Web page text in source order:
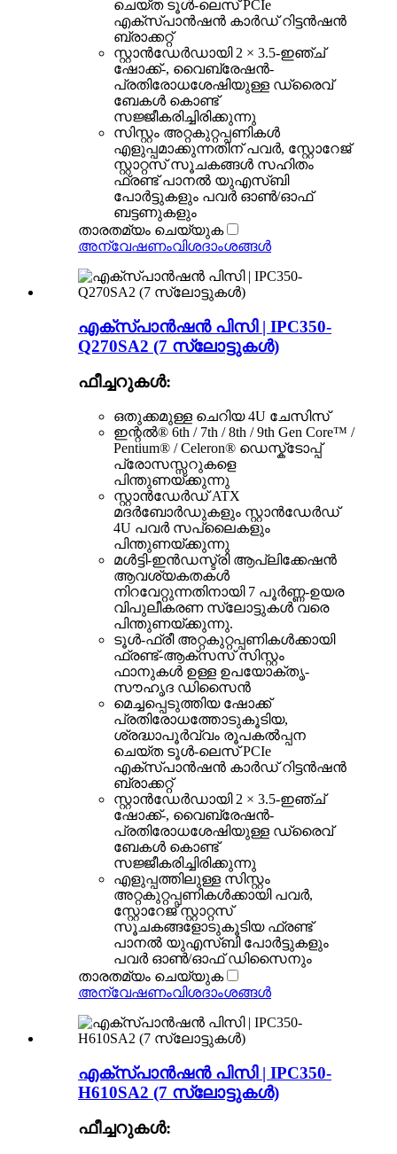
ചെയ്ത ടൂൾ-ലെസ് PCIe
എക്സ്പാൻഷൻ കാർഡ് റിട്ടൻഷൻ
ബ്രാക്കറ്റ്
സ്റ്റാൻഡേർഡായി 2 × 3.5-ഇഞ്ച്
ഷോക്ക്-, വൈബ്രേഷൻ-
പ്രതിരോധശേഷിയുള്ള ഡ്രൈവ്
ബേകൾ കൊണ്ട്
സജ്ജീകരിച്ചിരിക്കുന്നു
സിസ്റ്റം അറ്റകുറ്റപ്പണികൾ
എളുപ്പമാക്കുന്നതിന് പവർ, സ്റ്റോറേജ്
സ്റ്റാറ്റസ് സൂചകങ്ങൾ സഹിതം
ഫ്രണ്ട് പാനൽ യുഎസ്ബി
പോർട്ടുകളും പവർ ഓൺ/ഓഫ്
ബട്ടണുകളും
താരതമ്യം ചെയ്യുക
അന്വേഷണംവിശദാംശങ്ങൾ
എക്സ്പാൻഷൻ പിസി | IPC350-
Q270SA2 (7 സ്ലോട്ടുകൾ)
ഫീച്ചറുകൾ:
ഒതുക്കമുള്ള ചെറിയ 4U ചേസിസ്
ഇന്റൽ® 6th / 7th / 8th / 9th Gen Core™ /
Pentium® / Celeron® ഡെസ്ക്ടോപ്പ്
പ്രോസസ്സറുകളെ
പിന്തുണയ്ക്കുന്നു
സ്റ്റാൻഡേർഡ് ATX
മദർബോർഡുകളും സ്റ്റാൻഡേർഡ്
4U പവർ സപ്ലൈകളും
പിന്തുണയ്ക്കുന്നു
മൾട്ടി-ഇൻഡസ്ട്രി ആപ്ലിക്കേഷൻ
ആവശ്യകതകൾ
നിറവേറ്റുന്നതിനായി 7 പൂർണ്ണ-ഉയര
വിപുലീകരണ സ്ലോട്ടുകൾ വരെ
പിന്തുണയ്ക്കുന്നു.
ടൂൾ-ഫ്രീ അറ്റകുറ്റപ്പണികൾക്കായി
ഫ്രണ്ട്-ആക്സസ് സിസ്റ്റം
ഫാനുകൾ ഉള്ള ഉപയോക്തൃ-
സൗഹൃദ ഡിസൈൻ
മെച്ചപ്പെടുത്തിയ ഷോക്ക്
പ്രതിരോധത്തോടുകൂടിയ,
ശ്രദ്ധാപൂർവ്വം രൂപകൽപ്പന
ചെയ്ത ടൂൾ-ലെസ് PCIe
എക്സ്പാൻഷൻ കാർഡ് റിട്ടൻഷൻ
ബ്രാക്കറ്റ്
സ്റ്റാൻഡേർഡായി 2 × 3.5-ഇഞ്ച്
ഷോക്ക്-, വൈബ്രേഷൻ-
പ്രതിരോധശേഷിയുള്ള ഡ്രൈവ്
ബേകൾ കൊണ്ട്
സജ്ജീകരിച്ചിരിക്കുന്നു
എളുപ്പത്തിലുള്ള സിസ്റ്റം
അറ്റകുറ്റപ്പണികൾക്കായി പവർ,
സ്റ്റോറേജ് സ്റ്റാറ്റസ്
സൂചകങ്ങളോടുകൂടിയ ഫ്രണ്ട്
പാനൽ യുഎസ്ബി പോർട്ടുകളും
പവർ ഓൺ/ഓഫ് ഡിസൈനും
താരതമ്യം ചെയ്യുക
അന്വേഷണംവിശദാംശങ്ങൾ
എക്സ്പാൻഷൻ പിസി | IPC350-
H610SA2 (7 സ്ലോട്ടുകൾ)
ഫീച്ചറുകൾ: